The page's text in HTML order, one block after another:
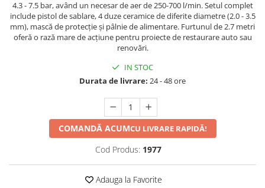
Pompe Combustibil
Prelungitoare
Suport motocicleta
Tunuri de caldura si aeroteme
4.3 - 7.5 bar, având un necesar de aer de 250-700 l/min. Setul complet
include pistol de sablare, 4 duze ceramice de diferite diametre (2.0 - 3.5
mm), mască de protecție și pâlnie de alimentare. Furtunul de 2.7 metri
oferă o rază mare de acțiune pentru proiecte de restaurare auto sau
renovări.
IN STOC
Durata de livrare: 24 - 48 ore
COMANDĂ ACUMCU LIVRARE RAPIDĂ!
Cod Produs: 1977
Adauga la Favorite